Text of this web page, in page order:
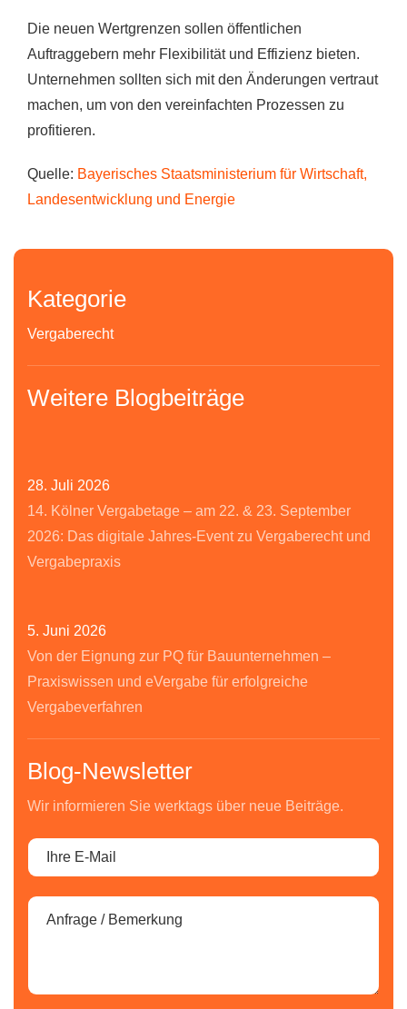
Die neuen Wertgrenzen sollen öffentlichen
Auftraggebern mehr Flexibilität und Effizienz bieten.
Unternehmen sollten sich mit den Änderungen vertraut
machen, um von den vereinfachten Prozessen zu
profitieren.
Quelle: Bayerisches Staatsministerium für Wirtschaft,
Landesentwicklung und Energie
Kategorie
Vergaberecht
Weitere Blogbeiträge
28. Juli 2026
14. Kölner Vergabetage – am 22. & 23. September
2026: Das digitale Jahres-Event zu Vergaberecht und
Vergabepraxis
5. Juni 2026
Von der Eignung zur PQ für Bauunternehmen –
Praxiswissen und eVergabe für erfolgreiche
Vergabeverfahren
Blog-Newsletter
Wir informieren Sie werktags über neue Beiträge.